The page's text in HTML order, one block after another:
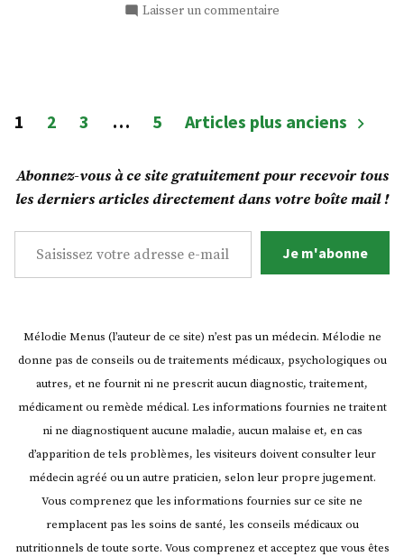
Laisser un commentaire
et
Pagination
publications
1 2 3 … 5 Articles plus anciens
Abonnez-vous à ce site gratuitement pour recevoir tous
les derniers articles directement dans votre boîte mail !
Saisissez votre adresse e-mail…
Je m'abonne
Mélodie Menus (l’auteur de ce site) n’est pas un médecin. Mélodie ne
donne pas de conseils ou de traitements médicaux, psychologiques ou
autres, et ne fournit ni ne prescrit aucun diagnostic, traitement,
médicament ou remède médical. Les informations fournies ne traitent
ni ne diagnostiquent aucune maladie, aucun malaise et, en cas
d’apparition de tels problèmes, les visiteurs doivent consulter leur
médecin agréé ou un autre praticien, selon leur propre jugement.
Vous comprenez que les informations fournies sur ce site ne
remplacent pas les soins de santé, les conseils médicaux ou
nutritionnels de toute sorte. Vous comprenez et acceptez que vous êtes